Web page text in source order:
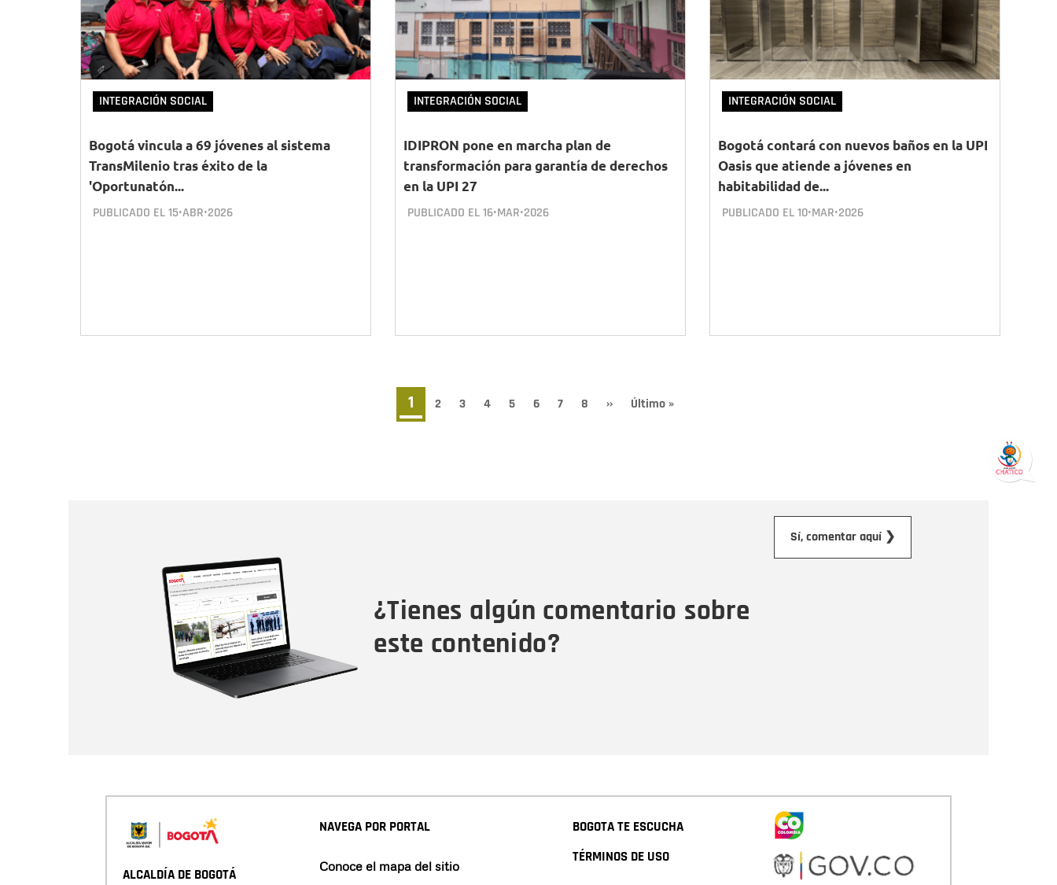
INTEGRACIÓN SOCIAL
Bogotá vincula a 69 jóvenes al sistema
TransMilenio tras éxito de la
'Oportunatón...
PUBLICADO EL15•ABR•2026
INTEGRACIÓN SOCIAL
IDIPRON pone en marcha plan de
transformación para garantía de derechos
en la UPI 27
PUBLICADO EL16•MAR•2026
INTEGRACIÓN SOCIAL
Bogotá contará con nuevos baños en la UPI
Oasis que atiende a jóvenes en
habitabilidad de...
PUBLICADO EL10•MAR•2026
Página
actual
1 Page
2 Page
3 Page
4 Page
5 Page
6 Page
7 Page
8
Siguiente
››
Última
Último »
¿Tienes algún comentario sobre
este contenido?
Sí, comentar aquí ❯
ALCALDÍA DE BOGOTÁ
NAVEGA POR PORTAL
Conoce el mapa del sitio
BOGOTA TE ESCUCHA
TÉRMINOS DE USO